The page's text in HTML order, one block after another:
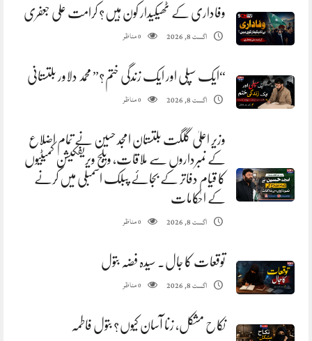
وفاداری کے ٹھیکیدار کون ہیں؟ کرامت علی جعفری
اگست 8, 2026 0مناظر
“ایک سپلی اور ایک زندگی ختم؟” محمد دلاور بلتستانی
اگست 8, 2026 0مناظر
وزیر اعلیٰ گلگت بلتستان امجد حسین نے تمام اضلاع
کے نمبرداروں سے ملاقات، ویلج ویریفکیشن کمیٹیوں
کا قیام دفاتر کے بجائے پبلک اسمبلی میں کرنے
کے احکامات
اگست 8, 2026 0مناظر
توقعات کا جال. سیدہ فضہ بتول
اگست 8, 2026 0مناظر
نکاح مشکل، زنا آسان کیوں؟ بتول فاطمہ